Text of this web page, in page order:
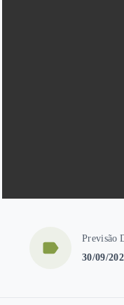
Previsão
30/09/